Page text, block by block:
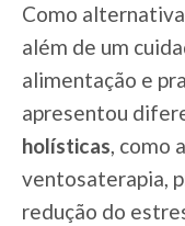
Como
além de um
alimentação e
apresentou
holísticas, como
ventosaterapia,
redução do